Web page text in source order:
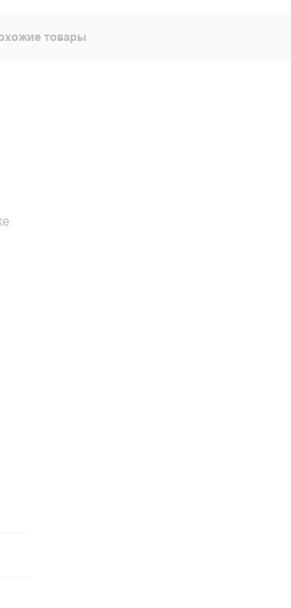
товары